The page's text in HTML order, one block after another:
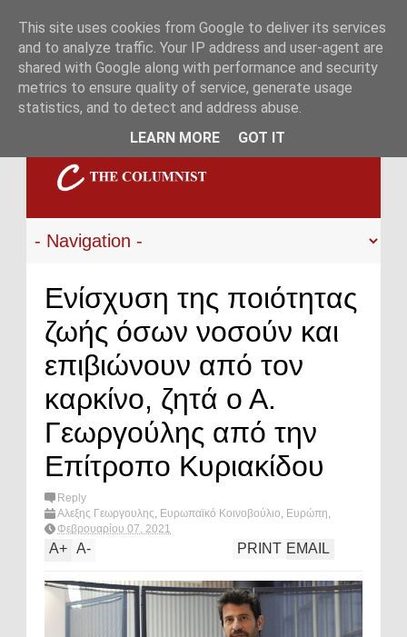
Ενίσχυση της ποιότητας
ζωής όσων νοσούν και
επιβιώνουν από τον
καρκίνο, ζητά ο Α.
Γεωργούλης από την
Επίτροπο Κυριακίδου
Reply
Αλεξης Γεωργουλης, Ευρωπαϊκό Κοινοβούλιο, Ευρώπη,
καρκινος,κοινωνία,What's hot?
Φεβρουαρίου 07, 2021
A+ A- EMAIL
PRINT
This site uses cookies from Google to deliver its services
and to analyze traffic. Your IP address and user-agent are
shared with Google along with performance and security
metrics to ensure quality of service, generate usage
statistics, and to detect and address abuse.
LEARN MORE
GOT IT